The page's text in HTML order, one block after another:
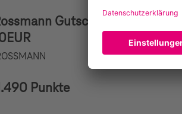
Gutscheinkarte
Punkte